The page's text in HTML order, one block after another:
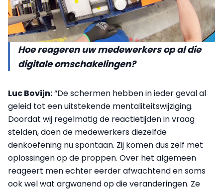
Hoe reageren uw medewerkers op al die
digitale omschakelingen?
Luc Bovijn:“De schermen hebben in ieder geval al
geleid tot een uitstekende mentaliteitswijziging.
Doordat wij regelmatig de reactietijden in vraag
stelden, doen de medewerkers diezelfde
denkoefening nu spontaan. Zij komen dus zelf met
oplossingen op de proppen. Over het algemeen
reageert men echter eerder afwachtend en soms
ook wel wat argwanend op die veranderingen. Ze